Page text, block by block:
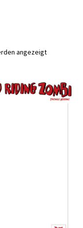
angezeigtNach